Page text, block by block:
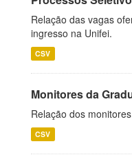
Relação das vagas
ingresso na Unifei.
CSV
Monitores da
Relação dos
CSV